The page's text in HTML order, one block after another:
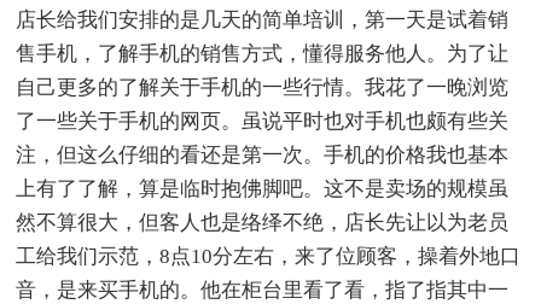
店长给我们安排的是几天的简单培训，第一天是试着销
售手机，了解手机的销售方式，懂得服务他人。为了让
自己更多的了解关于手机的一些行情。我花了一晚浏览
了一些关于手机的网页。虽说平时也对手机也颇有些关
注，但这么仔细的看还是第一次。手机的价格我也基本
上有了了解，算是临时抱佛脚吧。这不是卖场的规模虽
然不算很大，但客人也是络绎不绝，店长先让以为老员
工给我们示范，8点10分左右，来了位顾客，操着外地口
音，是来买手机的。他在柜台里看了看，指了指其中一